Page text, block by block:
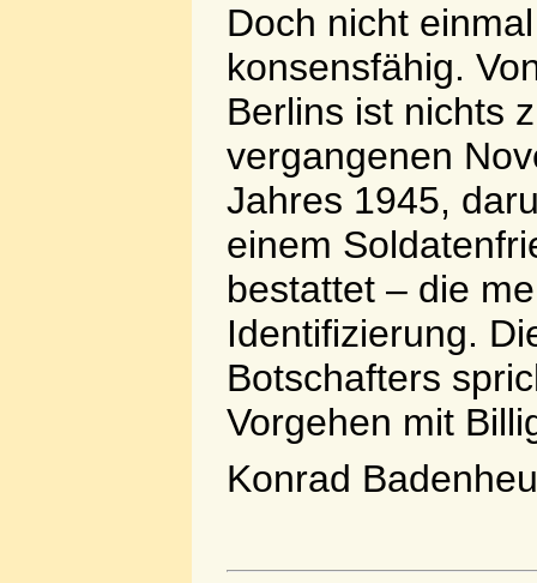
Doch nicht
konsensfähig.
Berlins ist nichts
vergangenen
Jahres 1945,
einem
bestattet – die
Identifizierung.
Botschafters
Vorgehen mit
Konrad